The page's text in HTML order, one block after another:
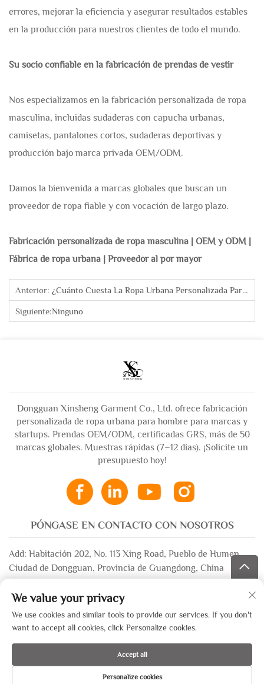
errores, mejorar la eficiencia y asegurar resultados estables
en la producción para nuestros clientes de todo el mundo.
Su socio confiable en la fabricación de prendas de vestir
Nos especializamos en la fabricación personalizada de ropa
masculina, incluidas sudaderas con capucha urbanas,
camisetas, pantalones cortos, sudaderas deportivas y
producción bajo marca privada OEM/ODM.
Damos la bienvenida a marcas globales que buscan un
proveedor de ropa fiable y con vocación de largo plazo.
Fabricación personalizada de ropa masculina | OEM y ODM |
Fábrica de ropa urbana | Proveedor al por mayor
Anterior: ¿Cuánto Cuesta La Ropa Urbana Personalizada Para Hombre?
Siguiente:Ninguno
Dongguan Xinsheng Garment Co., Ltd. ofrece fabricación
personalizada de ropa urbana para hombre para marcas y
startups. Prendas OEM/ODM, certificadas GRS, más de 50
marcas globales. Muestras rápidas (7–12 días). ¡Solicite un
presupuesto hoy!
PÓNGASE EN CONTACTO CON NOSOTROS
Add: Habitación 202, No. 113 Xing Road, Pueblo de Humen,
Ciudad de Dongguan, Provincia de Guangdong, China
+86-13532483058
Política de privacidad
We value your privacy
We use cookies and similar tools to provide our services. If you don't
want to accept all cookies, click Personalize cookies.
Personalize cookies
Accept all